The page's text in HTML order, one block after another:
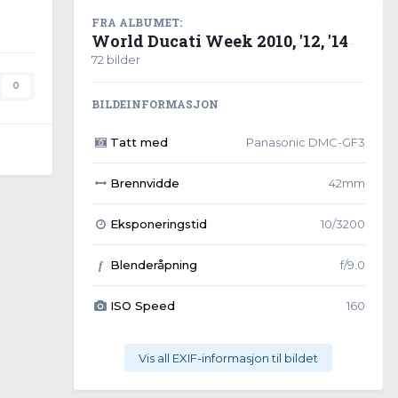
0
FRA ALBUMET:
World Ducati Week 2010, '12, '14 ·
72 bilder
BILDEINFORMASJON
Tatt med Panasonic DMC-GF3
Brennvidde 42mm
Eksponeringstid 10/3200
f Blenderåpning f/9.0
ISO Speed 160
Vis all EXIF-informasjon til bildet